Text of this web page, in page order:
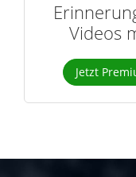
Videos
Jetzt